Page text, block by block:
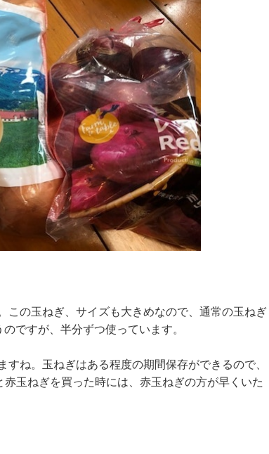
の玉ねぎ、サイズも大きめなので、通常の玉ねぎ
ですが、半分ずつ使っています。
ね。玉ねぎはある程度の期間保存ができるので、
玉ねぎを買った時には、赤玉ねぎの方が早くいた